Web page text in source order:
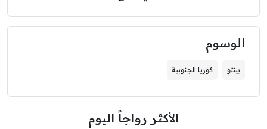
الوسوم
بينتو كوريا الجنوبية
الأكثر رواجاً اليوم